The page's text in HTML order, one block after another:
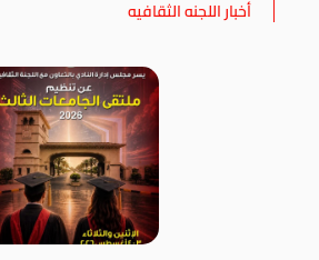
أخبار اللجنه الثقافيه